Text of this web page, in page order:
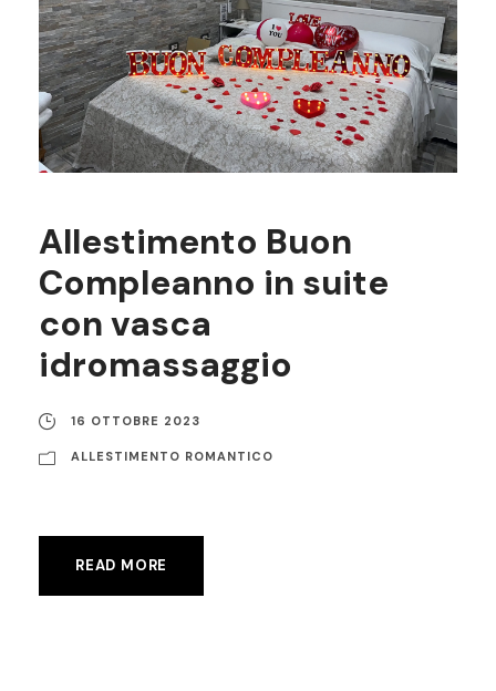
Allestimento Buon
Compleanno in suite
con vasca
idromassaggio
16 OTTOBRE 2023
ALLESTIMENTO ROMANTICO
READ MORE